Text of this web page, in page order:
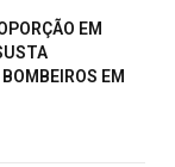
EM
EM